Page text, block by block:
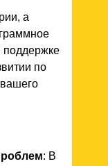
а
поддержке
по
: В